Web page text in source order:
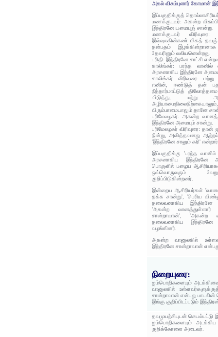
அகல் விசும்புளார் கோமான்
இப்பகுதிக்குத்
மணக்குடவர்: அகன்ற
இந்திரனே யமையுஞ் சான்று.
மணக்குடவர்
இவ்வுலகின்கண் மிகத்
தன்பதம் இழக்கின்றானாக
தேவரினும் வலியனென்றது.
பரிதி: இந்திரனே சாட்சி
காலிங்கர்: பரந்த வானில்
அரசனாகிய இந்திரனே
காலிங்கர் விரிவுரை:
எனின், ஈண்டுத் தன்
நீத்தார்மாட்டுத்
விடுத்து, மற்று
விரும்பாமையாலும் தானே
பரிமேலழகர்: அகன்ற
இந்திரனே அமையும் சான்று.
பரிமேலழகர் விரிவுரை: தான்
நின்று, அவித்தவனது
'இந்திரனே சாலும் கரி'
இப்பகுதிக்கு 'பரந்த
அரசனாகிய இந்திரனே
பொருளில் பழைய
ஒவ்வொருவரும்
குறிப்பிடுகின்றனர்.
இன்றைய ஆசிரியர்கள்
தக்க சான்று', 'பெரிய
தலைவனாகிய
'அகன்ற வானத்துள்ளார்
சான்றாவான்', 'அகன்ற
தலைவனாகிய
வழங்கினர்.
அகன்ற வானுலகில்
இந்திரனே சான்றாவான்
நிறையுரை:
ஐம்பொறிகளையும்
வானுலகில்
சான்றாவான் என்பது பாடலின்
இங்கு குறிப்பிடப்படும்
தவமுயற்சியுடன்
ஐம்பொறிகளையும்
குறிக்கோளை அடைவர்.